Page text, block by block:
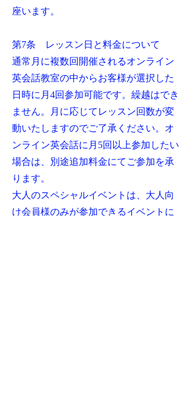
座います。
第7条 レッスン日と料金について
通常月に複数回開催されるオンライン
英会話教室の中からお客様が選択した
日時に月4回参加可能です。繰越はでき
ません。月に応じてレッスン回数が変
動いたしますのでご了承ください。オ
ンライン英会話に月5回以上参加したい
場合は、別途追加料金にてご参加を承
ります。
大人のスペシャルイベントは、大人向
け会員様のみが参加できるイベントに